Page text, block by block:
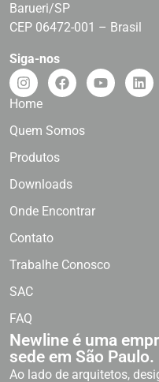
Barueri/SP
CEP 06472-001 – Brasil
Siga-nos
Home
Quem Somos
Produtos
Downloads
Onde Encontrar
Contato
Trabalhe Conosco
SAC
FAQ
Newline é uma
sede em São Paulo.
Ao lado de arquitetos,